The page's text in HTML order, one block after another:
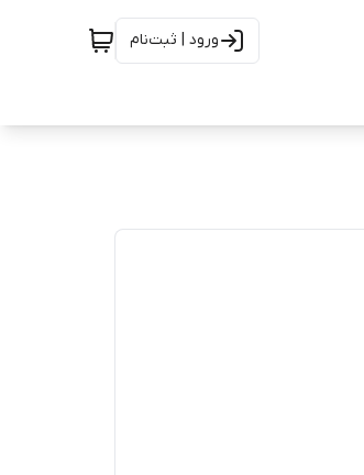
ورود | ثبت‌نام